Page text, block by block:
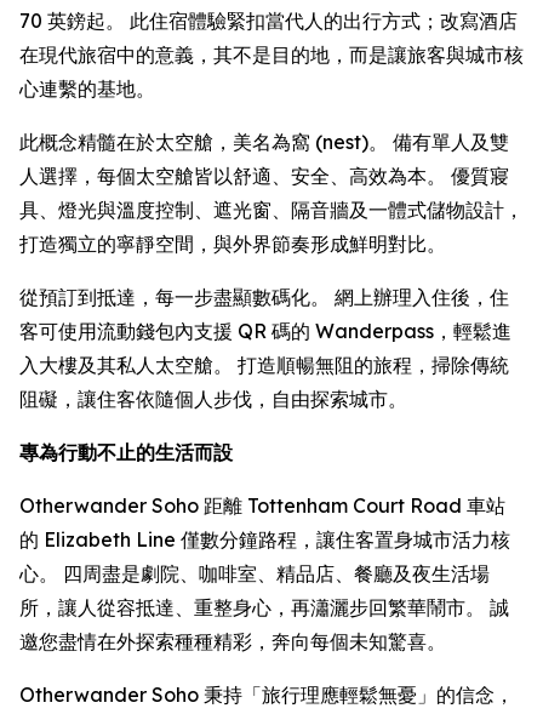
70 英鎊起。 此住宿體驗緊扣當代人的出行方式；改寫酒店
在現代旅宿中的意義，其不是目的地，而是讓旅客與城市核
心連繫的基地。
此概念精髓在於太空艙，美名為窩 (nest)。 備有單人及雙
人選擇，每個太空艙皆以舒適、安全、高效為本。 優質寢
具、燈光與溫度控制、遮光窗、隔音牆及一體式儲物設計，
打造獨立的寧靜空間，與外界節奏形成鮮明對比。
從預訂到抵達，每一步盡顯數碼化。 網上辦理入住後，住
客可使用流動錢包內支援 QR 碼的 Wanderpass，輕鬆進
入大樓及其私人太空艙。 打造順暢無阻的旅程，掃除傳統
阻礙，讓住客依隨個人步伐，自由探索城市。
專為行動不止的生活而設
Otherwander Soho 距離 Tottenham Court Road 車站
的 Elizabeth Line 僅數分鐘路程，讓住客置身城市活力核
心。 四周盡是劇院、咖啡室、精品店、餐廳及夜生活場
所，讓人從容抵達、重整身心，再瀟灑步回繁華鬧市。 誠
邀您盡情在外探索種種精彩，奔向每個未知驚喜。
Otherwander Soho 秉持「旅行理應輕鬆無憂」的信念，